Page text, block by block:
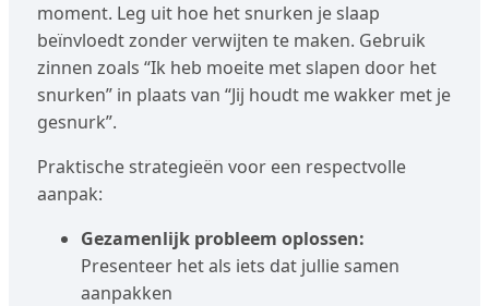
moment. Leg uit hoe het snurken je slaap
beïnvloedt zonder verwijten te maken. Gebruik
zinnen zoals “Ik heb moeite met slapen door het
snurken” in plaats van “Jij houdt me wakker met je
gesnurk”.
Praktische strategieën voor een respectvolle
aanpak:
Gezamenlijk probleem oplossen:
Presenteer het als iets dat jullie samen
aanpakken